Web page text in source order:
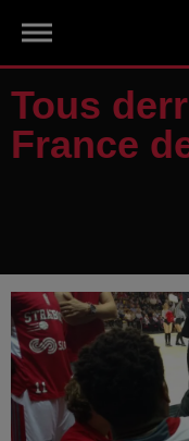
Tous
France